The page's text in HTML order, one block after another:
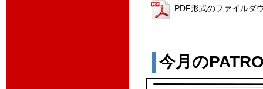
PDF形式のファイルダ
今月の